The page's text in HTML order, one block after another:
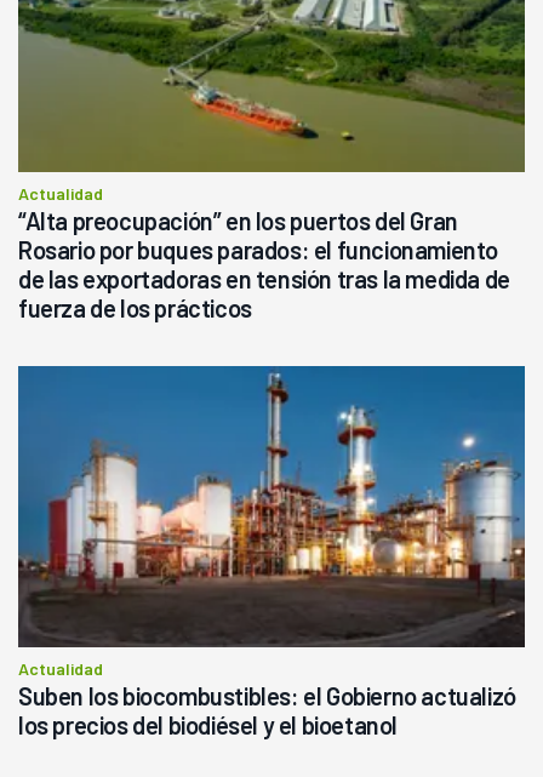
Actualidad
“Alta preocupación” en los puertos del Gran
Rosario por buques parados: el funcionamiento
de las exportadoras en tensión tras la medida de
fuerza de los prácticos
Actualidad
Suben los biocombustibles: el Gobierno actualizó
los precios del biodiésel y el bioetanol